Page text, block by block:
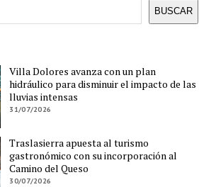
BUSCAR
Villa Dolores avanza con un plan
hidráulico para disminuir el impacto de las
lluvias intensas
31/07/2026
Traslasierra apuesta al turismo
gastronómico con su incorporación al
Camino del Queso
30/07/2026